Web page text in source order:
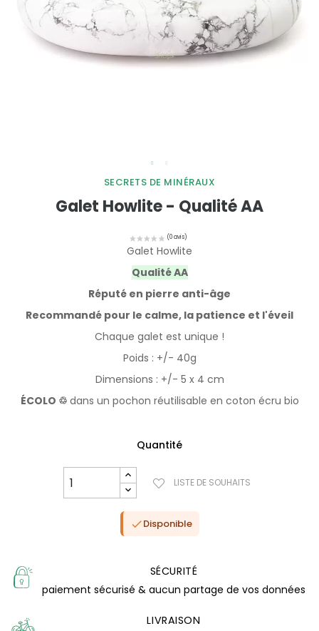
SECRETS DE MINÉRAUX
Galet Howlite - Qualité AA
Galet Howlite
Qualité AA
Réputé en pierre anti-âge
Recommandé pour le calme, la patience et l'éveil
Chaque galet est unique !
Poids : +/- 40g
Dimensions : +/- 5 x 4 cm
ÉCOLO ♲ dans un pochon réutilisable en coton écru bio
Quantité
LISTE DE SOUHAITS
Disponible
SÉCURITÉ
paiement sécurisé & aucun partage de vos données
LIVRAISON